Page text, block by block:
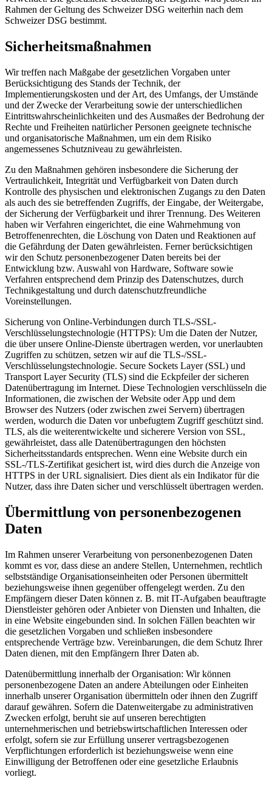
Rahmen der Geltung des Schweizer DSG weiterhin nach dem
Schweizer DSG bestimmt.
Sicherheitsmaßnahmen
Wir treffen nach Maßgabe der gesetzlichen Vorgaben unter
Berücksichtigung des Stands der Technik, der
Implementierungskosten und der Art, des Umfangs, der Umstände
und der Zwecke der Verarbeitung sowie der unterschiedlichen
Eintrittswahrscheinlichkeiten und des Ausmaßes der Bedrohung der
Rechte und Freiheiten natürlicher Personen geeignete technische
und organisatorische Maßnahmen, um ein dem Risiko
angemessenes Schutzniveau zu gewährleisten.
Zu den Maßnahmen gehören insbesondere die Sicherung der
Vertraulichkeit, Integrität und Verfügbarkeit von Daten durch
Kontrolle des physischen und elektronischen Zugangs zu den Daten
als auch des sie betreffenden Zugriffs, der Eingabe, der Weitergabe,
der Sicherung der Verfügbarkeit und ihrer Trennung. Des Weiteren
haben wir Verfahren eingerichtet, die eine Wahrnehmung von
Betroffenenrechten, die Löschung von Daten und Reaktionen auf
die Gefährdung der Daten gewährleisten. Ferner berücksichtigen
wir den Schutz personenbezogener Daten bereits bei der
Entwicklung bzw. Auswahl von Hardware, Software sowie
Verfahren entsprechend dem Prinzip des Datenschutzes, durch
Technikgestaltung und durch datenschutzfreundliche
Voreinstellungen.
Sicherung von Online-Verbindungen durch TLS-/SSL-
Verschlüsselungstechnologie (HTTPS): Um die Daten der Nutzer,
die über unsere Online-Dienste übertragen werden, vor unerlaubten
Zugriffen zu schützen, setzen wir auf die TLS-/SSL-
Verschlüsselungstechnologie. Secure Sockets Layer (SSL) und
Transport Layer Security (TLS) sind die Eckpfeiler der sicheren
Datenübertragung im Internet. Diese Technologien verschlüsseln die
Informationen, die zwischen der Website oder App und dem
Browser des Nutzers (oder zwischen zwei Servern) übertragen
werden, wodurch die Daten vor unbefugtem Zugriff geschützt sind.
TLS, als die weiterentwickelte und sicherere Version von SSL,
gewährleistet, dass alle Datenübertragungen den höchsten
Sicherheitsstandards entsprechen. Wenn eine Website durch ein
SSL-/TLS-Zertifikat gesichert ist, wird dies durch die Anzeige von
HTTPS in der URL signalisiert. Dies dient als ein Indikator für die
Nutzer, dass ihre Daten sicher und verschlüsselt übertragen werden.
Übermittlung von personenbezogenen
Daten
Im Rahmen unserer Verarbeitung von personenbezogenen Daten
kommt es vor, dass diese an andere Stellen, Unternehmen, rechtlich
selbstständige Organisationseinheiten oder Personen übermittelt
beziehungsweise ihnen gegenüber offengelegt werden. Zu den
Empfängern dieser Daten können z. B. mit IT-Aufgaben beauftragte
Dienstleister gehören oder Anbieter von Diensten und Inhalten, die
in eine Website eingebunden sind. In solchen Fällen beachten wir
die gesetzlichen Vorgaben und schließen insbesondere
entsprechende Verträge bzw. Vereinbarungen, die dem Schutz Ihrer
Daten dienen, mit den Empfängern Ihrer Daten ab.
Datenübermittlung innerhalb der Organisation: Wir können
personenbezogene Daten an andere Abteilungen oder Einheiten
innerhalb unserer Organisation übermitteln oder ihnen den Zugriff
darauf gewähren. Sofern die Datenweitergabe zu administrativen
Zwecken erfolgt, beruht sie auf unseren berechtigten
unternehmerischen und betriebswirtschaftlichen Interessen oder
erfolgt, sofern sie zur Erfüllung unserer vertragsbezogenen
Verpflichtungen erforderlich ist beziehungsweise wenn eine
Einwilligung der Betroffenen oder eine gesetzliche Erlaubnis
vorliegt.